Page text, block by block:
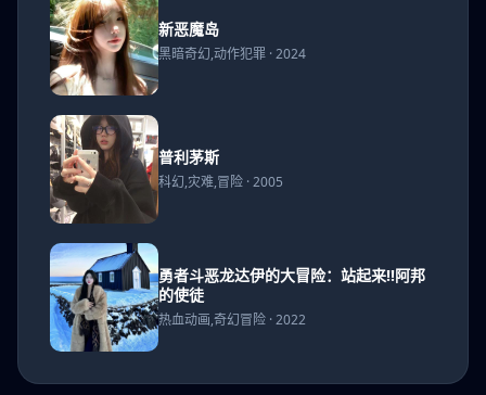
新恶
魔岛
新恶魔岛
黑暗奇幻,动作犯罪 · 2024
普利
茅斯
普利茅斯
科幻,灾难,冒险 · 2005
勇者
斗恶
龙达
伊的
大冒
勇者斗恶龙达伊的大冒险：站起来!!阿邦
的使徒
热血动画,奇幻冒险 · 2022